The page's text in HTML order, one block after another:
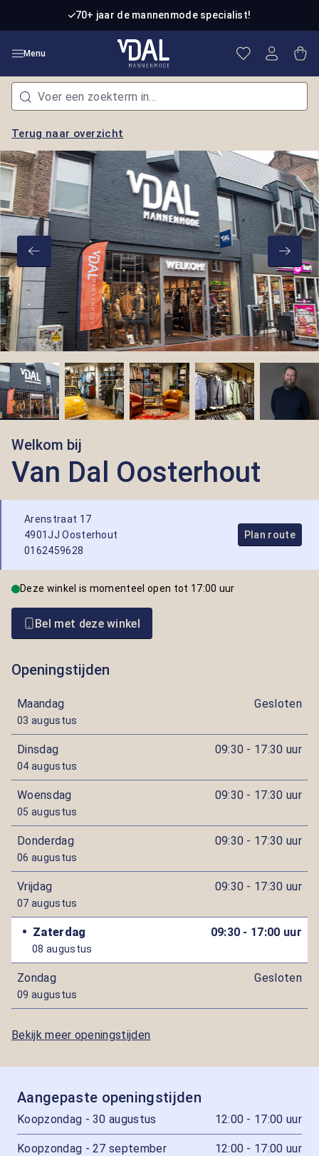
Ga naar de hoofdinhoud70+ jaar de mannenmode specialist!
Menu Je hebt 0
Terug naar overzicht
Welkom bij
Van Dal Oosterhout
Arenstraat 17
4901JJ Oosterhout
0162459628
Plan route
Deze winkel is momenteel open tot 17:00 uur
Bel met deze winkel
Openingstijden
Maandag
03 augustus
Gesloten
Dinsdag
04 augustus
09:30 - 17:30 uur
Woensdag
05 augustus
09:30 - 17:30 uur
Donderdag
06 augustus
09:30 - 17:30 uur
Vrijdag
07 augustus
09:30 - 17:30 uur
Zaterdag
08 augustus
09:30 - 17:00 uur
Zondag
09 augustus
Gesloten
Bekijk meer openingstijden
Aangepaste openingstijden
Koopzondag - 30 augustus 12:00 - 17:00 uur
Koopzondag - 27 september 12:00 - 17:00 uur